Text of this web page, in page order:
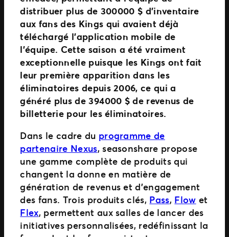
distribuer plus de 300 000 $ d’inventaire
aux fans des Kings qui avaient déjà
téléchargé l’application mobile de
l’équipe. Cette saison a été vraiment
exceptionnelle puisque les Kings ont fait
leur première apparition dans les
éliminatoires depuis 2006, ce qui a
généré plus de 394 000 $ de revenus de
billetterie pour les éliminatoires.
Dans le cadre du programme de
partenaire Nexus, seasonshare propose
une gamme complète de produits qui
changent la donne en matière de
génération de revenus et d’engagement
des fans. Trois produits clés, Pass, Flow et
Flex, permettent aux salles de lancer des
initiatives personnalisées, redéfinissant la